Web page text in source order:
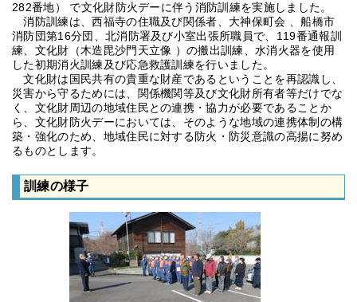
282番地） で文化財防火デーに伴う消防訓練を実施しました。
消防訓練は、西福寺の住職及び関係者、大神保町会 、船橋市
消防団第16分団、北消防署及び小室出張所職員で、119番通報訓
練、文化財（木造毘沙門天立像 ）の搬出訓練、水消火器を使用
した初期消火訓練及び応急救護訓練を行いました。
文化財は国民共有の貴重な財産であるということを再認識し、
災害から守るためには、関係機関等及び文化財所有者等だけでな
く、文化財周辺の地域住民との連携・協力が必要であることか
ら、文化財防火デーにおいては、そのような地域の連携体制の構
築・強化のため、地域住民に対する防火・防災意識の高揚に努め
るものとします。
訓練の様子